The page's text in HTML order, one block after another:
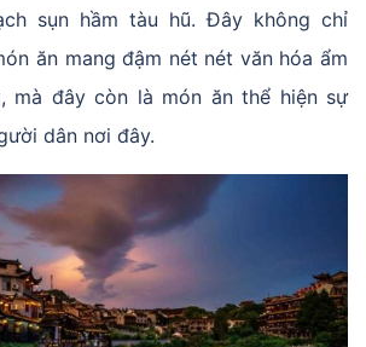
sụn hầm tàu hũ. Đây không chỉ
ăn mang đậm nét nét văn hóa ẩm
mà đây còn là món ăn thể hiện sự
dân nơi đây.